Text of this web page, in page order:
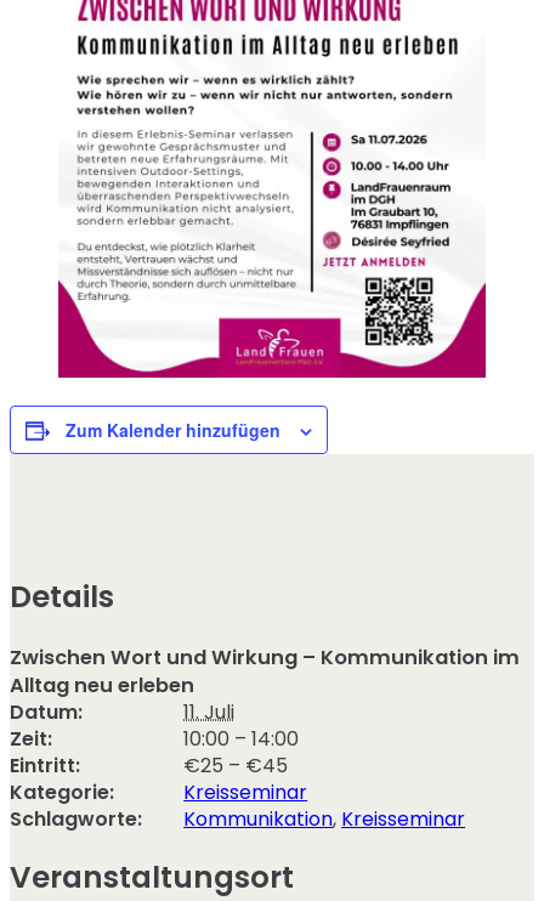
Zum Kalender hinzufügen
Details
Zwischen Wort und Wirkung – Kommunikation im
Alltag neu erleben
Datum:
11. Juli
Zeit:
10:00 – 14:00
Eintritt:
€25 – €45
Kategorie:
Kreisseminar
Schlagworte:
Kommunikation, Kreisseminar
Veranstaltungsort